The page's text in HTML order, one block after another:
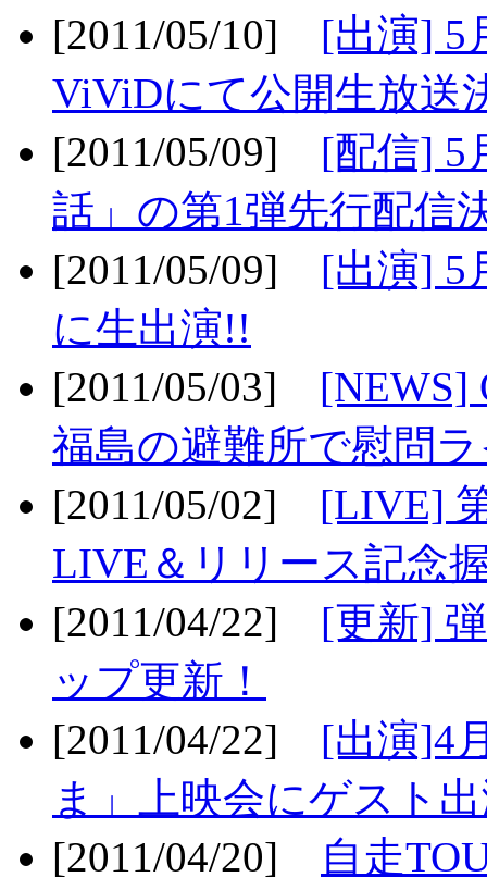
[2011/05/10] [出演] 5
ViViDにて公開生放送
[2011/05/09] [配信] 5
話」の第1弾先行配信
[2011/05/09] [出演] 5
に生出演!!
[2011/05/03] [NEWS]
福島の避難所で慰問
[2011/05/02] [LIVE]
LIVE＆リリース記念
[2011/04/22] [更新]
ップ更新！
[2011/04/22] [出演]4
ま」上映会にゲスト
[2011/04/20]
自走